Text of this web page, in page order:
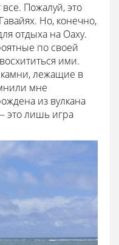
Пожалуй, это
Но, конечно,
отдыха на Оаху.
по своей
ими.
лежащие в
мне
из вулкана
это лишь игра